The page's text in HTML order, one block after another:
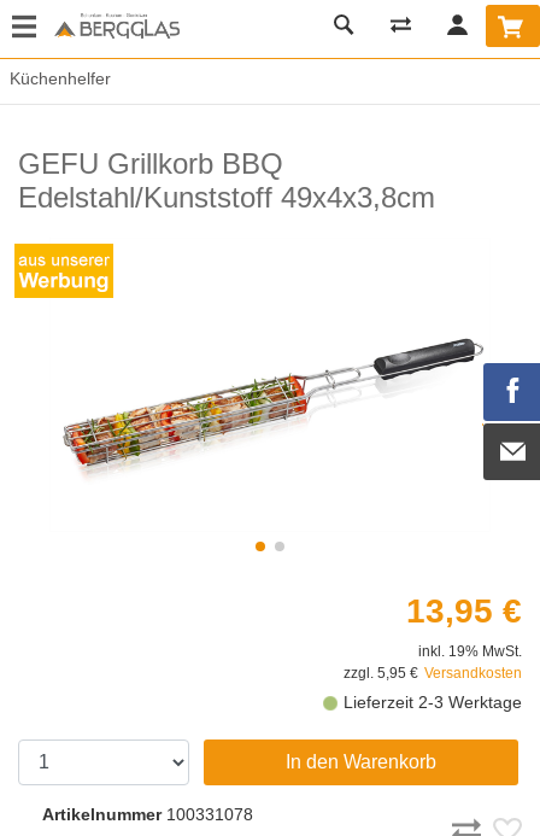
Küchenhelfer
GEFU Grillkorb BBQ
Edelstahl/Kunststoff 49x4x3,8cm
13,95 €
inkl. 19% MwSt.
zzgl. 5,95 € Versandkosten
Lieferzeit 2-3 Werktage
In den Warenkorb
Artikelnummer100331078